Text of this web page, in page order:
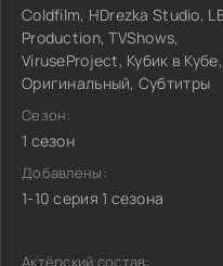
Coldfilm, HDrezka Studio,
Production, TVShows,
ViruseProject, Кубик в Кубе,
Оригинальный, Субтитры
Сезон:
1 сезон
Добавлены:
1-10 серия 1 сезона
Актёрский состав: